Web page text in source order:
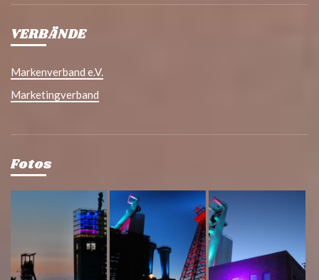
VERBÄNDE
Markenverband e.V.
Marketingverband
Fotos